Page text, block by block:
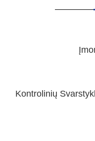
Kontrolinių